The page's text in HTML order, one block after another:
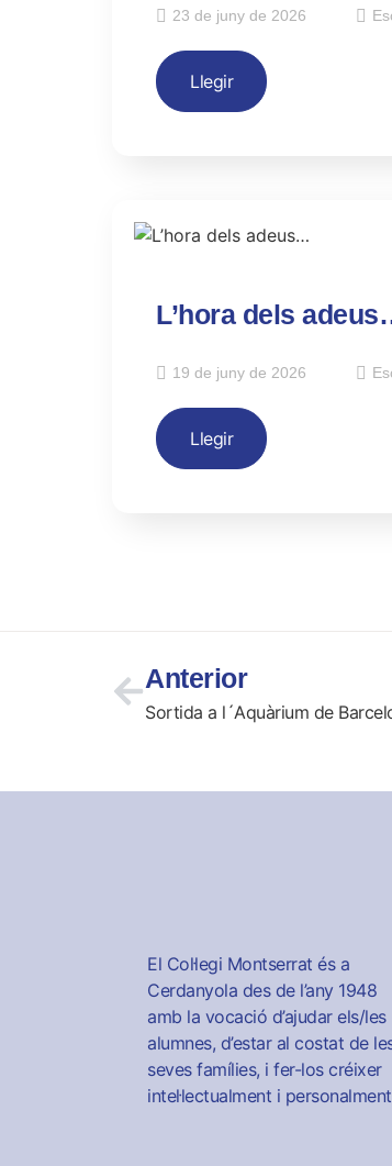
23 de juny de 2026
Llegir
L’hora dels
19 de juny de 2026
Llegir
Anterior
Sortida a l´Aquàrium de
El Col·legi Montserrat és a
Cerdanyola des de l’any 1948
amb la vocació d’ajudar els/les
alumnes, d’estar al costat de
seves famílies, i fer-los créixer
intel·lectualment i